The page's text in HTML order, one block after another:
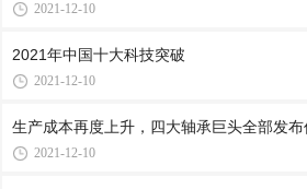
2021-12-10
2021年中国十大科技突破
2021-12-10
生产成本再度上升，四大轴承巨头全部发
2021-12-10